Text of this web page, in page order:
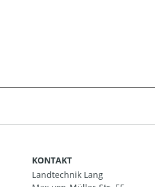
KONTAKT
Landtechnik Lang